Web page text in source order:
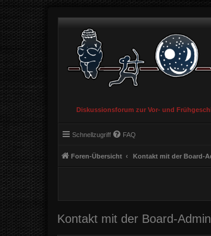
Diskussionsforum zur Vor- und
Schnellzugriff FAQ
Foren-Übersicht Kontakt mit der Board-
Kontakt mit der Board-